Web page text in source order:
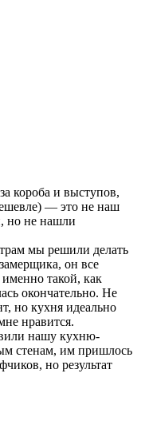
короба и выступов,
— это не наш
но не нашли
мы решили делать
он все
такой, как
окончательно. Не
но кухня идеально
нравится.
нашу кухню-
стенам, им пришлось
но результат